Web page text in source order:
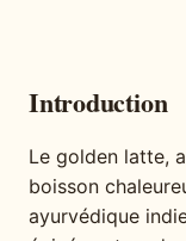
Introduction
Le golden latte,
boisson
ayurvédique